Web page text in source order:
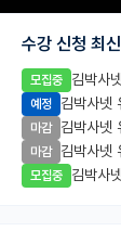
수강 신청 최
모집중 김박사
예정 김박사넷
마감 김박사넷
마감 김박사넷
모집중 김박사